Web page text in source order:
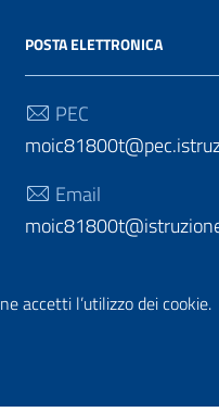
accetti l’utilizzo dei cookie.
POSTA ELETTRONICA
PEC
Email